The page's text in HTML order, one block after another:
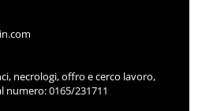
necrologi, offro e cerco lavoro,
numero: 0165/231711